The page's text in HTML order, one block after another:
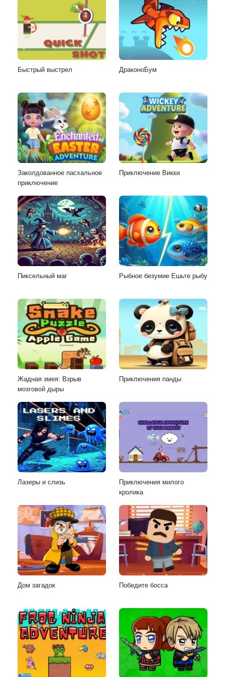
Быстрый выстрел ДраконоБум
Заколдованное пасхальное
приключение
Приключение Викки
Пиксельный маг Рыбное безумие Ешьте рыбу
Жадная змея: Взрыв
мозговой дыры
Приключения панды
Лазеры и слизь
Приключения милого
кролика
Дом загадок Победите босса